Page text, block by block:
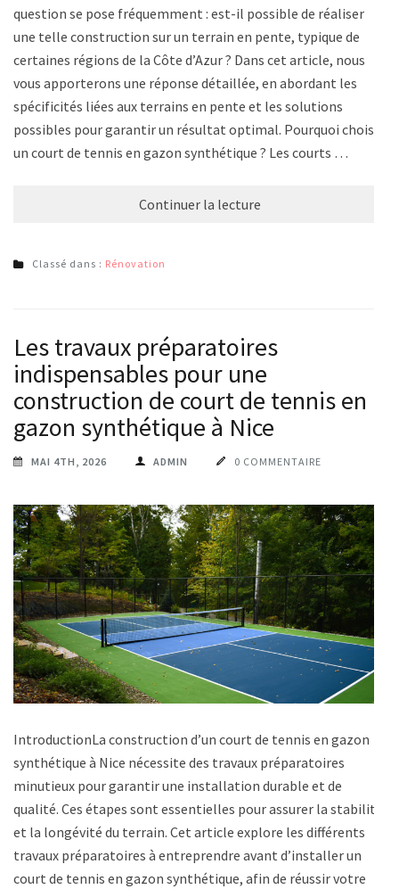
question se pose fréquemment : est-il possible de réaliser
une telle construction sur un terrain en pente, typique de
certaines régions de la Côte d’Azur ? Dans cet article, nous
vous apporterons une réponse détaillée, en abordant les
spécificités liées aux terrains en pente et les solutions
possibles pour garantir un résultat optimal. Pourquoi choisir
un court de tennis en gazon synthétique ? Les courts …
Continuer la lecture
Classé dans : Rénovation
Les travaux préparatoires
indispensables pour une
construction de court de tennis en
gazon synthétique à Nice
MAI 4TH, 2026 ADMIN 0 COMMENTAIRE
IntroductionLa construction d’un court de tennis en gazon
synthétique à Nice nécessite des travaux préparatoires
minutieux pour garantir une installation durable et de
qualité. Ces étapes sont essentielles pour assurer la stabilité
et la longévité du terrain. Cet article explore les différents
travaux préparatoires à entreprendre avant d’installer un
court de tennis en gazon synthétique, afin de réussir votre